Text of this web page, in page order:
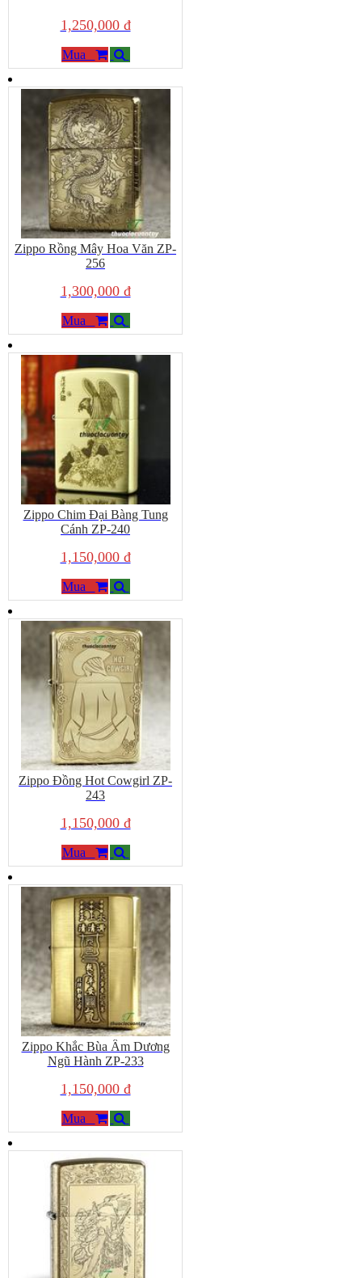
1,250,000 đ
Mua
Zippo Rồng Mây Hoa Văn ZP-
256
1,300,000 đ
Mua
Zippo Chim Đại Bàng Tung
Cánh ZP-240
1,150,000 đ
Mua
Zippo Đồng Hot Cowgirl ZP-
243
1,150,000 đ
Mua
Zippo Khắc Bùa Âm Dương
Ngũ Hành ZP-233
1,150,000 đ
Mua